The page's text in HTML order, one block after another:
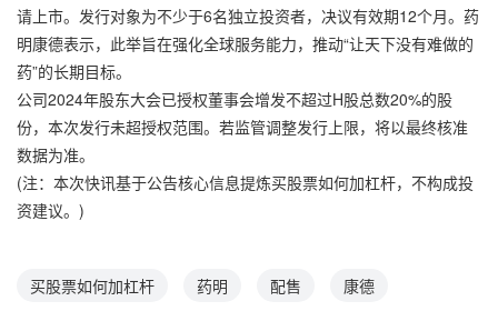
请上市。发行对象为不少于6名独立投资者，决议有效期12个月。药
明康德表示，此举旨在强化全球服务能力，推动“让天下没有难做的
药”的长期目标。
公司2024年股东大会已授权董事会增发不超过H股总数20%的股
份，本次发行未超授权范围。若监管调整发行上限，将以最终核准
数据为准。
(注：本次快讯基于公告核心信息提炼买股票如何加杠杆，不构成投
资建议。)
买股票如何加杠杆 药明 配售 康德